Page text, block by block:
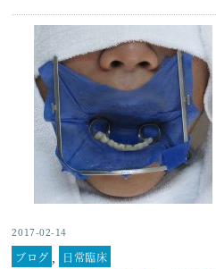
2017-02-14
ブログ 日常臨床